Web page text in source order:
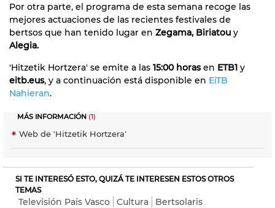
Por otra parte, el programa de esta semana recoge las
mejores actuaciones de las recientes festivales de
bertsos que han tenido lugar en Zegama, Biriatou y
Alegia.
'Hitzetik Hortzera' se emite a las 15:00 horasen ETB1 y
eitb.eus, y a continuación está disponible en EiTB
Nahieran.
MÁS INFORMACIÓN (1)
Web de 'Hitzetik Hortzera'
SI TE INTERESÓ ESTO, QUIZÁ TE INTERESEN ESTOS OTROS
TEMAS
Televisión País Vasco Cultura Bertsolaris